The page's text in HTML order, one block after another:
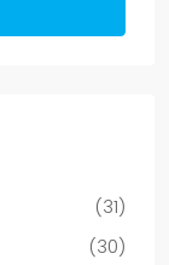
(31)
(30)